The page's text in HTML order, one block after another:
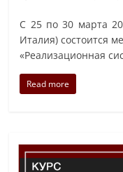
С 25 по 30 марта
Италия) состоится
«Реализационная
Read more